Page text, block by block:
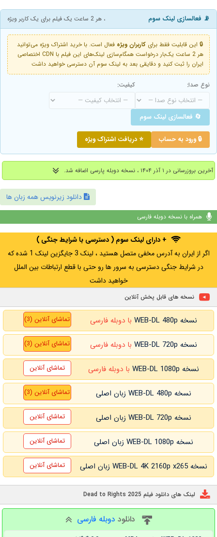
📡 فعالسازی لینک سوم ، هر 2 ساعت یک فیلم برای یک کاربر ویژه
🔒 این قابلیت فقط برای کاربران ویژه فعال است. با خرید اشتراک ویژه می‌توانید
هر 2 ساعت یک‌بار درخواست همگام‌سازی لینک‌های این فیلم با CDN اختصاصی
ایران را ثبت کنید و دقایقی بعد به لینک سوم آن دسترسی خواهید داشت
نوع صدا: کیفیت:
🔄 فعالسازی لینک سوم
🔒 ورود به حساب ⭐ دریافت اشتراک ویژه
آخرین بروزرسانی در ۱ آذر ۱۴۰۴ ، نسخه دوبله پارسی اضافه شد.
دانلود زیرنویس همه زبان ها
همراه با نسخه دوبله فارسی
+ دارای لینک سوم ( دسترسی با شرایط جنگی )
اگر از ایران به آدرس مخفی متصل هستید ، لینک 3 جایگزین لینک 1 شده که
در شرایط جنگی دسترسی به سرور ها رو حتی با قطع ارتباطات بین الملل
خواهید داشت
نسخه های قابل پخش آنلاین
نسخه WEB-DL 480p با دوبله فارسی تماشای آنلاین (3)
نسخه WEB-DL 720p با دوبله فارسی تماشای آنلاین (3)
نسخه WEB-DL 1080p با دوبله فارسی تماشای آنلاین
نسخه WEB-DL 480p زبان اصلی تماشای آنلاین (3)
نسخه WEB-DL 720p زبان اصلی تماشای آنلاین
نسخه WEB-DL 1080p زبان اصلی تماشای آنلاین
نسخه WEB-DL 4K 2160p x265 زبان اصلی تماشای آنلاین
لینک های دانلود فیلم Dead to Rights 2025
دانلود دوبله فارسی